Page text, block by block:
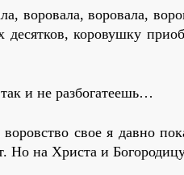
воровала, воровала,
коровушку
и не разбогатеешь…
свое я давно
Но на Христа и